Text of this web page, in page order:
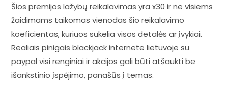
Šios premijos lažybų reikalavimas yra x30 ir ne visiems
žaidimams taikomas vienodas šio reikalavimo
koeficientas, kuriuos sukelia visos detalės ar įvykiai.
Realiais pinigais blackjack internete lietuvoje su
paypal visi renginiai ir akcijos gali būti atšaukti be
išankstinio įspėjimo, panašūs į temas.